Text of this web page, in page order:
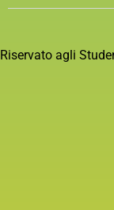
Riservato agli